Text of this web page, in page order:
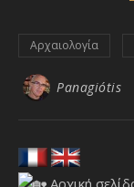
Αρχαιολογία
Panagiótis